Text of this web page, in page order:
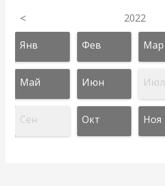
< 2022
Янв Фев Мар
Май Июн Июл
Сен Окт Ноя